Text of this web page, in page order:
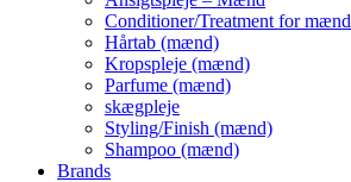
Conditioner/Treatment for mænd
Hårtab (mænd)
Kropspleje (mænd)
Parfume (mænd)
skægpleje
Styling/Finish (mænd)
Shampoo (mænd)
Brands